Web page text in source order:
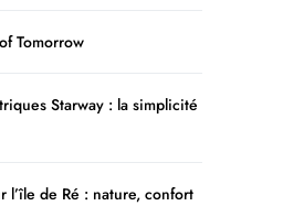
Tomorrow
Starway : la simplicité
l’île de Ré : nature, confort